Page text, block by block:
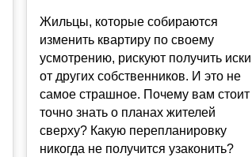
Жильцы, которые собираются
изменить квартиру по своему
усмотрению, рискуют получить иски
от других собственников. И это не
самое страшное. Почему вам стоит
точно знать о планах жителей
сверху? Какую перепланировку
никогда не получится узаконить?